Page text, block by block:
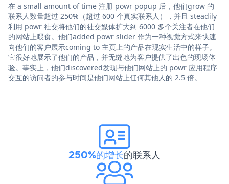
在 a small amount of time 注册 powr popup 后，他们grow 的
联系人数量超过 250%（超过 600 个真实联系人），并且 steadily
利用 powr 社交将他们的社交媒体扩大到 6000 多个关注者在他们
的网站上喂食。他们added powr slider 作为一种视觉方式来快速
向他们的客户展示coming to 主页上的产品在现实生活中的样子。
它很好地展示了他们的产品，并无缝地为客户提供了出色的现场体
验。事实上，他们discovered发现与他们网站上的 powr 应用程序
交互的访问者的参与时间是他们网站上任何其他人的 2.5 倍。
250%的增长的联系人